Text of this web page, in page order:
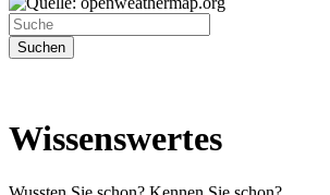
Suchen
Wissenswertes